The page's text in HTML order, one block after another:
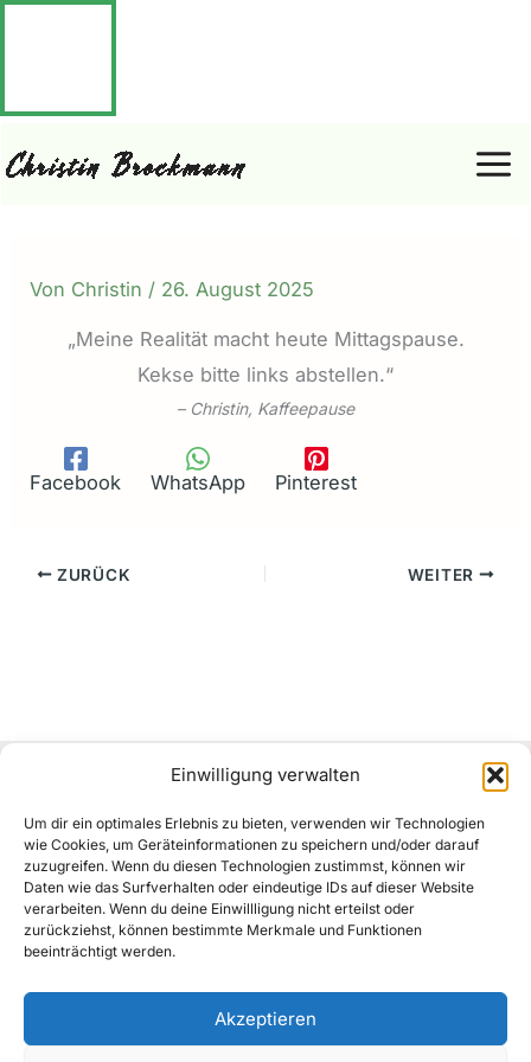
Einwilligung verwalten
Um dir ein optimales Erlebnis zu bieten, verwenden wir Technologien
wie Cookies, um Geräteinformationen zu speichern und/oder darauf
zuzugreifen. Wenn du diesen Technologien zustimmst, können wir
Daten wie das Surfverhalten oder eindeutige IDs auf dieser Website
verarbeiten. Wenn du deine Einwillligung nicht erteilst oder
zurückziehst, können bestimmte Merkmale und Funktionen
beeinträchtigt werden.
Akzeptieren
Inhalt
Von Christin / 26. August 2025
„Meine Realität macht heute Mittagspause.
Kekse bitte links abstellen.“
– Christin, Kaffeepause
Facebook WhatsApp Pinterest
ZURÜCK WEITER
Kontakt
Cookie-Richtlinie (EU)
Impressum
Datenschutzerklärung
Facebook
Instagram